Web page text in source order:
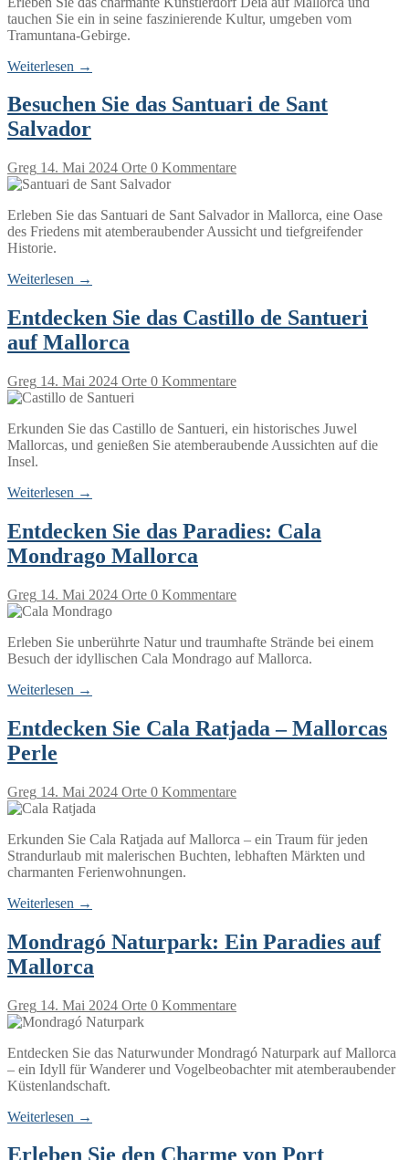
tauchen Sie ein in seine faszinierende Kultur, umgeben vom
Tramuntana-Gebirge.
Weiterlesen →
Besuchen Sie das Santuari de Sant
Salvador
Greg 14. Mai 2024 Orte 0 Kommentare
Erleben Sie das Santuari de Sant Salvador in Mallorca, eine Oase
des Friedens mit atemberaubender Aussicht und tiefgreifender
Historie.
Weiterlesen →
Entdecken Sie das Castillo de Santueri
auf Mallorca
Greg 14. Mai 2024 Orte 0 Kommentare
Erkunden Sie das Castillo de Santueri, ein historisches Juwel
Mallorcas, und genießen Sie atemberaubende Aussichten auf die
Insel.
Weiterlesen →
Entdecken Sie das Paradies: Cala
Mondrago Mallorca
Greg 14. Mai 2024 Orte 0 Kommentare
Erleben Sie unberührte Natur und traumhafte Strände bei einem
Besuch der idyllischen Cala Mondrago auf Mallorca.
Weiterlesen →
Entdecken Sie Cala Ratjada – Mallorcas
Perle
Greg 14. Mai 2024 Orte 0 Kommentare
Erkunden Sie Cala Ratjada auf Mallorca – ein Traum für jeden
Strandurlaub mit malerischen Buchten, lebhaften Märkten und
charmanten Ferienwohnungen.
Weiterlesen →
Mondragó Naturpark: Ein Paradies auf
Mallorca
Greg 14. Mai 2024 Orte 0 Kommentare
Entdecken Sie das Naturwunder Mondragó Naturpark auf Mallorca
– ein Idyll für Wanderer und Vogelbeobachter mit atemberaubender
Küstenlandschaft.
Weiterlesen →
Erleben Sie den Charme von Port